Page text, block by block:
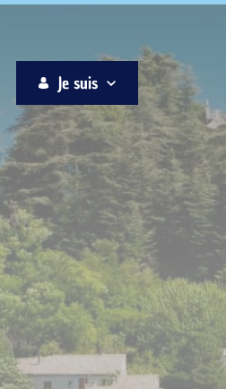
Je suis
Habitant
Associations
Jeune
Entreprise
Ainé